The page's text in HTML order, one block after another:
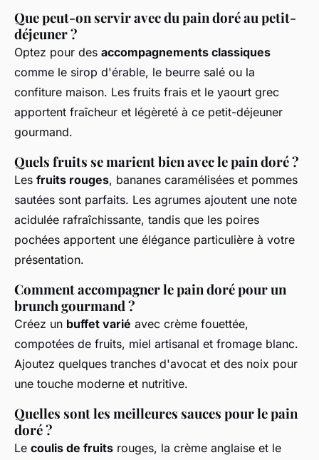
Que peut-on servir avec du pain doré au petit-
déjeuner ?
Optez pour des accompagnements classiques
comme le sirop d'érable, le beurre salé ou la
confiture maison. Les fruits frais et le yaourt grec
apportent fraîcheur et légèreté à ce petit-déjeuner
gourmand.
Quels fruits se marient bien avec le pain doré ?
Les fruits rouges, bananes caramélisées et pommes
sautées sont parfaits. Les agrumes ajoutent une note
acidulée rafraîchissante, tandis que les poires
pochées apportent une élégance particulière à votre
présentation.
Comment accompagner le pain doré pour un
brunch gourmand ?
Créez un buffet varié avec crème fouettée,
compotées de fruits, miel artisanal et fromage blanc.
Ajoutez quelques tranches d'avocat et des noix pour
une touche moderne et nutritive.
Quelles sont les meilleures sauces pour le pain
doré ?
Le coulis de fruits rouges, la crème anglaise et le